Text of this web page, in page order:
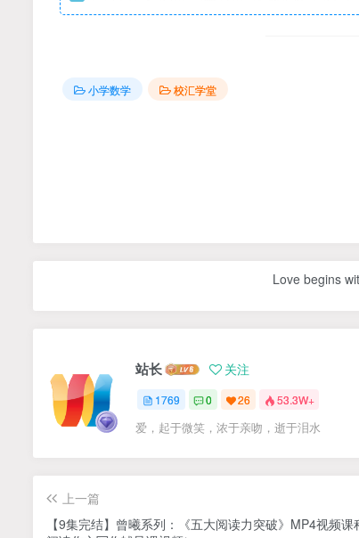
小学数学 校汇学堂
Love begins
站长 关注
1769 0 26 53.3W+
爱，起于微笑，浓于亲吻，逝于泪水
上一篇
【9集完结】曾曦系列：《五大阅读力突破》MP4视频